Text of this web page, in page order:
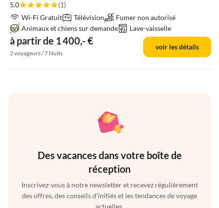
5.0
(1)
Wi-Fi Gratuit
Télévision
Fumer non autorisé
Animaux et chiens sur demande
Lave-vaisselle
à partir de 1 400,- €
2 voyageurs / 7 Nuits
voir les détails
Des vacances dans votre boîte de
réception
Inscrivez-vous à notre newsletter et recevez régulièrement
des offres, des conseils d'initiés et les tendances de voyage
actuelles.